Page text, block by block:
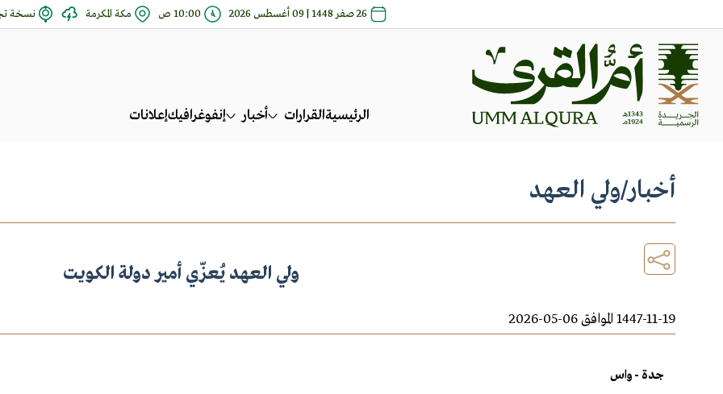
26 صفر 1448 | 09 أغسطس 2026 10:00 ص مكة المكرمة نسخة
الرئيسيةالقرارات أخبار إنفوغرافيكإعلانات
أخبار/ولي العهد
ولي العهد يُعزّي أمير دولة الكويت
1447-11-19 الموافق 06-05-2026
جدة - واس